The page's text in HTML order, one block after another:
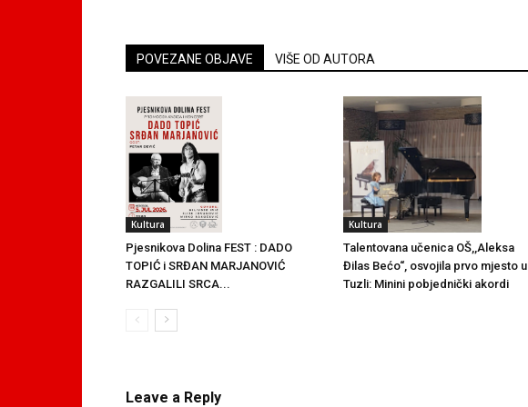
POVEZANE OBJAVE VIŠE OD AUTORA
Kultura
Pjesnikova Dolina FEST : DADO
TOPIĆ i SRĐAN MARJANOVIĆ
RAZGALILI SRCA...
Kultura
Talentovana učenica OŠ,,Aleksa
Đilas Bećo“, osvojila prvo mjesto u
Tuzli: Minini pobjednički akordi
Leave a Reply